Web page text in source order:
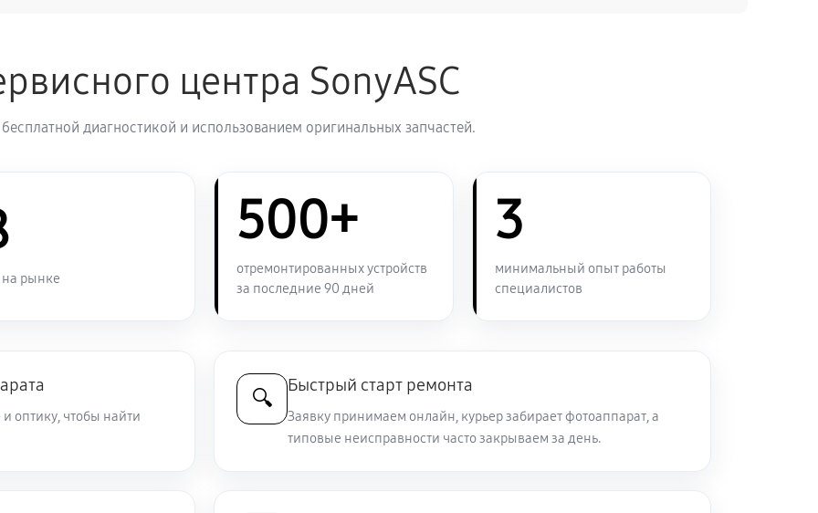
3240 руб 60 минут
3420 руб 60 минут
3240 руб 60 минут
60 минут
2520 руб 60 минут
A5100 3660 руб 60 минут Заказать
центра SonyASC
диагностикой и использованием оригинальных запчастей.
на рынке
500+
отремонтированных устройств
за последние 90 дней
3
минимальный опыт работы
специалистов
оптику, чтобы найти
🔍
Быстрый старт ремонта
Заявку принимаем онлайн, курьер забирает фотоаппарат, а
типовые неисправности часто закрываем за день.